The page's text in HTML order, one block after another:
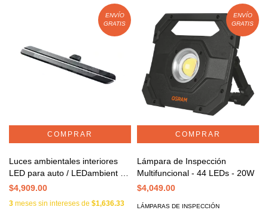
ENVÍO
GRATIS
Luces ambientales interiores
LED para auto / LEDambient -
Wallcar
$4,909.00
3 meses sin intereses de $1,636.33
ENVÍO
GRATIS
Lámpara de Inspección
Multifuncional - 44 LEDs - 20W
$4,049.00
LÁMPARAS DE INSPECCIÓN